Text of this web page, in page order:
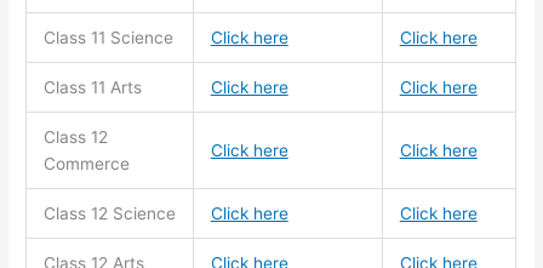
Class 11 Science Click here Click here
Class 11 Arts Click here Click here
Class 12
Commerce
Click here Click here
Class 12 Science Click here Click here
Class 12 Arts Click here Click here